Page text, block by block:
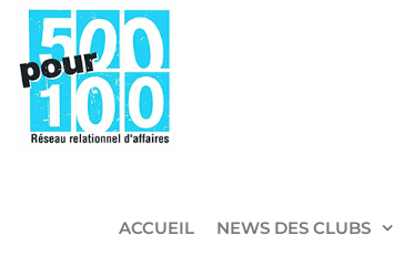
ACCUEIL NEWS DES CLUBS